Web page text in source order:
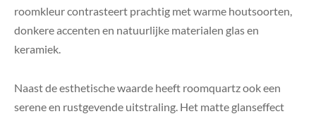
roomkleur contrasteert prachtig met warme houtsoorten,
donkere accenten en natuurlijke materialen glas en
keramiek.
Naast de esthetische waarde heeft roomquartz ook een
serene en rustgevende uitstraling. Het matte glanseffect